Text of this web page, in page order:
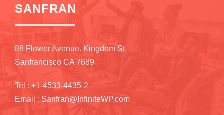
SANFRAN
88 Flower Avenue. Kingdom St.
Sanfrancisco CA 7689
Tel : +1-4533-4435-2
Email : Sanfran@InfiniteWP.com